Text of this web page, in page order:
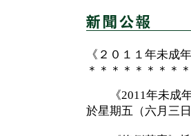
《２０１１年未成
＊＊＊＊＊＊＊＊
《2011年未成年
於星期五（六月三